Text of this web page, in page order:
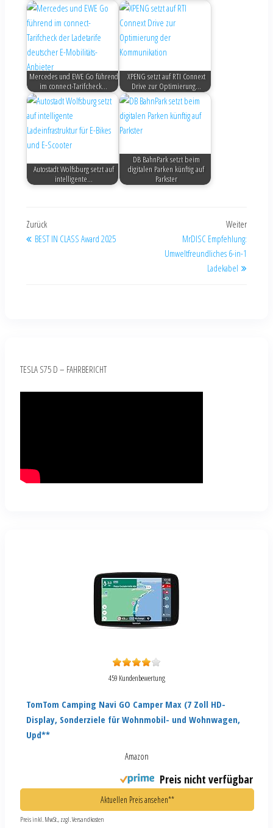
Mercedes und EWE Go führend
im connect-Tarifcheck…
XPENG setzt auf RTI Connext
Drive zur Optimierung…
Autostadt Wolfsburg setzt auf
intelligente…
DB BahnPark setzt beim
digitalen Parken künftig auf
Parkster
Zurück
BEST IN CLASS Award 2025
Weiter
MrDISC Empfehlung:
Umweltfreundliches 6-in-1
Ladekabel
TESLA S75 D – FAHRBERICHT
459 Kundenbewertung
TomTom Camping Navi GO Camper Max (7 Zoll HD-
Display, Sonderziele für Wohnmobil- und Wohnwagen,
Upd**
Amazon
Preis nicht verfügbar
Aktuellen Preis ansehen**
Preis inkl. MwSt., zzgl. Versandkosten